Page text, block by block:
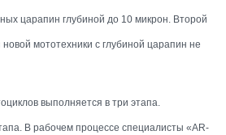
царапин глубиной до 10 микрон. Второй
мототехники с глубиной царапин не
выполняется в три этапа.
В рабочем процессе специалисты «AR-